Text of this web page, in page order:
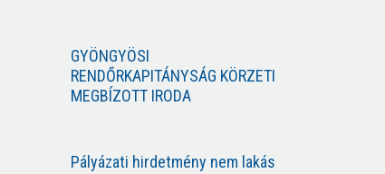
GYÖNGYÖSI
RENDŐRKAPITÁNYSÁG KÖRZETI
MEGBÍZOTT IRODA
Pályázati hirdetmény nem lakás